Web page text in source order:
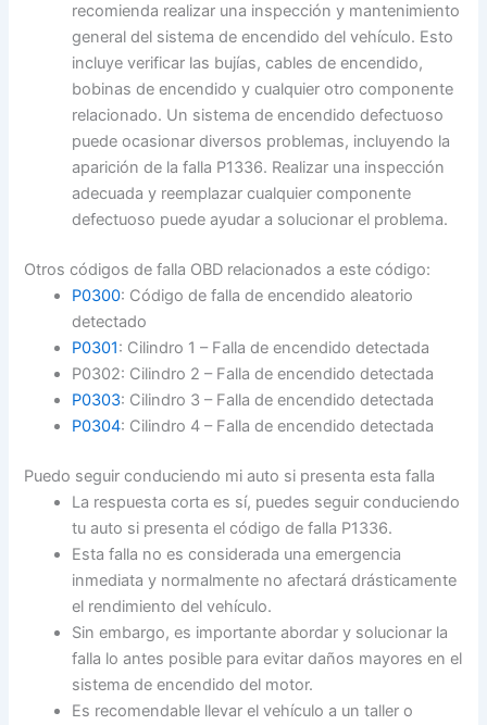
recomienda realizar una inspección y mantenimiento
general del sistema de encendido del vehículo. Esto
incluye verificar las bujías, cables de encendido,
bobinas de encendido y cualquier otro componente
relacionado. Un sistema de encendido defectuoso
puede ocasionar diversos problemas, incluyendo la
aparición de la falla P1336. Realizar una inspección
adecuada y reemplazar cualquier componente
defectuoso puede ayudar a solucionar el problema.
Otros códigos de falla OBD relacionados a este código:
P0300: Código de falla de encendido aleatorio
detectado
P0301: Cilindro 1 – Falla de encendido detectada
P0302: Cilindro 2 – Falla de encendido detectada
P0303: Cilindro 3 – Falla de encendido detectada
P0304: Cilindro 4 – Falla de encendido detectada
Puedo seguir conduciendo mi auto si presenta esta falla
La respuesta corta es sí, puedes seguir conduciendo
tu auto si presenta el código de falla P1336.
Esta falla no es considerada una emergencia
inmediata y normalmente no afectará drásticamente
el rendimiento del vehículo.
Sin embargo, es importante abordar y solucionar la
falla lo antes posible para evitar daños mayores en el
sistema de encendido del motor.
Es recomendable llevar el vehículo a un taller o